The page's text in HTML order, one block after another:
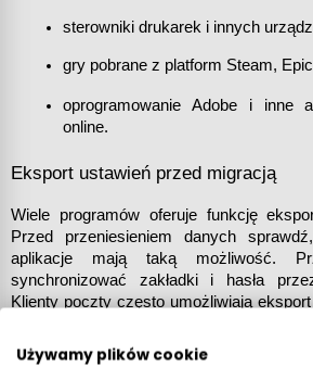
sterowniki drukarek i innych
gry pobrane z platform Steam,
oprogramowanie Adobe i inne
online.
Eksport ustawień przed migracją
Wiele programów oferuje funkcję
Przed przeniesieniem danych
aplikacje mają taką możliwość.
synchronizować zakładki i hasła
Klienty poczty często umożliwiają
Używamy plików cookie